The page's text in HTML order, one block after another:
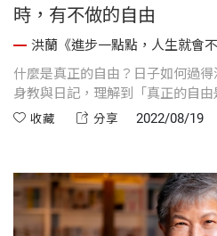
時，有不做的自由
洪蘭《進步一點點，人生就會不
什麼是真正的自由？日子如何過
身教與日記，理解到「真正的自
由。」
收藏 分享 2022/08/19